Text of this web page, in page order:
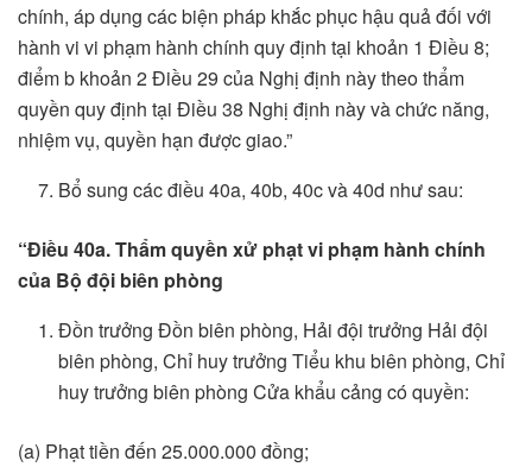
chính, áp dụng các biện pháp khắc phục hậu quả đối với
hành vi vi phạm hành chính quy định tại khoản 1 Điều 8;
điểm b khoản 2 Điều 29 của Nghị định này theo thẩm
quyền quy định tại Điều 38 Nghị định này và chức năng,
nhiệm vụ, quyền hạn được giao.”
Bổ sung các điều 40a, 40b, 40c và 40d như sau:
“Điều 40a. Thẩm quyền xử phạt vi phạm hành chính
của Bộ đội biên phòng
Đồn trưởng Đồn biên phòng, Hải đội trưởng Hải đội
biên phòng, Chỉ huy trưởng Tiểu khu biên phòng, Chỉ
huy trưởng biên phòng Cửa khẩu cảng có quyền:
(a) Phạt tiền đến 25.000.000 đồng;